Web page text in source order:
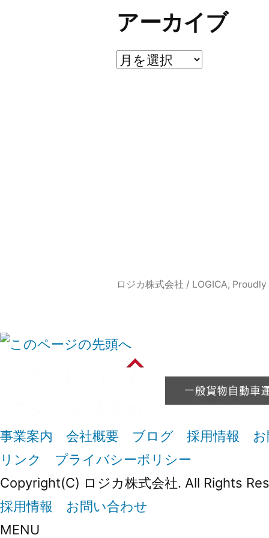
アーカイブ
ア
ロジカ株式会社 / LOGICA,
事業案内 会社概要 ブログ 採用情報
リンク
プライバシーポリシー
Copyright(C) ロジカ株式会社. All Rights
採用情報
お問い合わせ
MENU